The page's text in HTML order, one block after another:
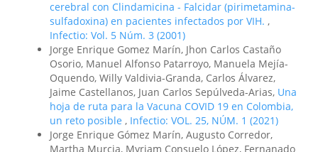
cerebral con Clindamicina - Falcidar (pirimetamina-
sulfadoxina) en pacientes infectados por VIH. ,
Infectio: Vol. 5 Núm. 3 (2001)
Jorge Enrique Gomez Marín, Jhon Carlos Castaño
Osorio, Manuel Alfonso Patarroyo, Manuela Mejía-
Oquendo, Willy Valdivia-Granda, Carlos Álvarez,
Jaime Castellanos, Juan Carlos Sepúlveda-Arias, Una
hoja de ruta para la Vacuna COVID 19 en Colombia,
un reto posible , Infectio: VOL. 25, NÚM. 1 (2021)
Jorge Enrique Gómez Marín, Augusto Corredor,
Martha Murcia, Myriam Consuelo López, Fernanado